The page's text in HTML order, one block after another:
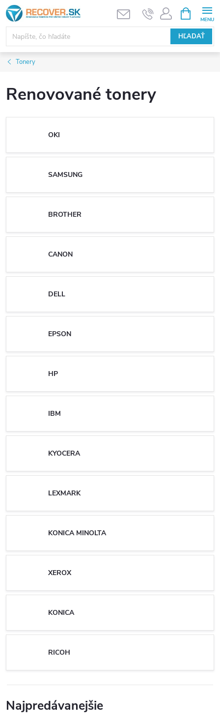
Prejsť
na
obsah
HĽADAŤ
KOŠÍK
Tonery
Renovované tonery
OKI
SAMSUNG
BROTHER
CANON
DELL
EPSON
HP
IBM
KYOCERA
LEXMARK
KONICA MINOLTA
XEROX
KONICA
RICOH
Najpredávanejšie